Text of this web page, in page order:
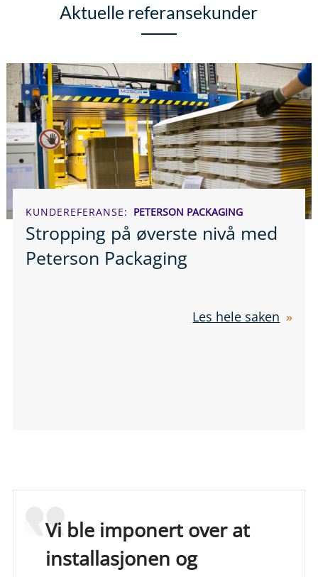
Aktuelle referansekunder
KUNDEREFERANSE PETERSON PACKAGING
Stropping på øverste nivå med
Peterson Packaging
Les hele saken
Vi ble imponert over at
installasjonen og